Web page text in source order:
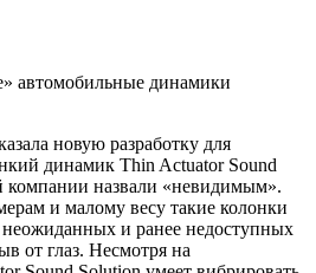
автомобильные динамики
новую разработку для
динамик Thin Actuator Sound
компании назвали «невидимым».
и малому весу такие колонки
и ранее недоступных
от глаз. Несмотря на